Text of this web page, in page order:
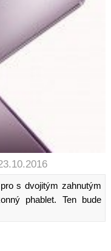
s dvojitým zahnutým
phablet. Ten bude